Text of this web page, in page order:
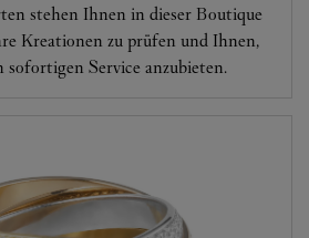
stehen Ihnen in dieser Boutique
Kreationen zu prüfen und Ihnen,
sofortigen Service anzubieten.